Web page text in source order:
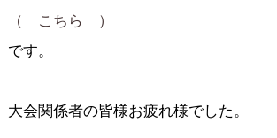
（ こちら ）
です。
大会関係者の皆様お疲れ様でした。